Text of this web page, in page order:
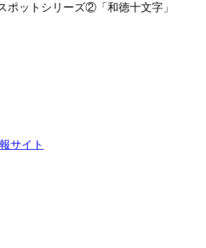
ポットシリーズ②「和徳十文字」